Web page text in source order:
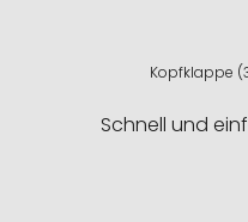
Kopfklappe
Schnell und